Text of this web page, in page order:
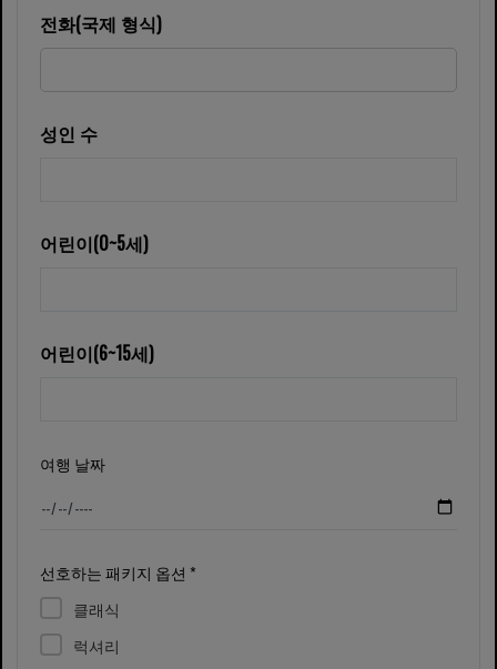
전화(국제 형식)
성인 수
어린이(0~5세)
어린이(6~15세)
여행 날짜
선호하는 패키지 옵션 *
클래식
럭셔리